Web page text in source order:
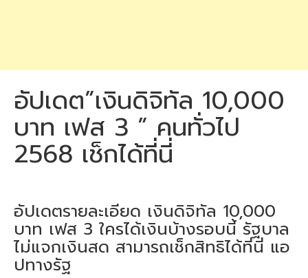
อัปเดต”เงินดิจิทัล 10,000
บาท เฟส 3 ” คนทั่วไป
2568 เช็กได้ที่นี่
อัปเดตรายละเอียด เงินดิจิทัล 10,000
บาท เฟส 3 ใครได้เงินบ้างรอบนี้ รัฐบาล
ไม่แจกเงินสด สามารถเช็กสิทธิได้ที่นี่ แอ
ปทางรัฐ